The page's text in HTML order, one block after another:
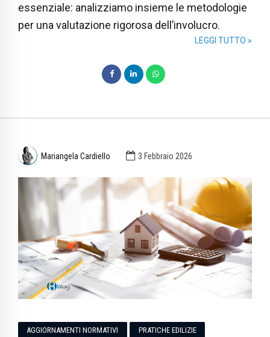
essenziale: analizziamo insieme le metodologie
per una valutazione rigorosa dell’involucro.
LEGGI TUTTO »
Mariangela Cardiello 3 Febbraio 2026
AGGIORNAMENTI NORMATIVI PRATICHE EDILIZIE